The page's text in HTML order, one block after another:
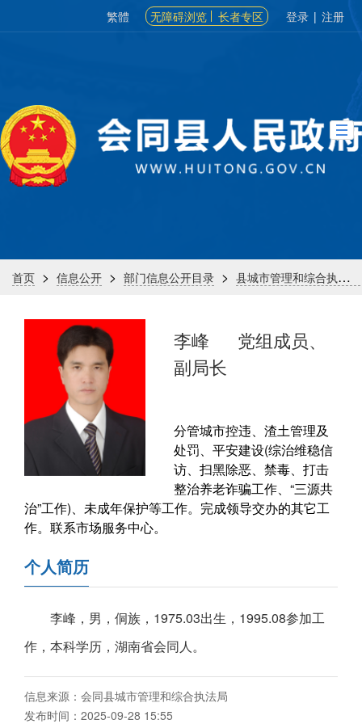
繁體 无障碍浏览 长者专区 登录 | 注册
首页 > 信息公开 > 部门信息公开目录 > 县城市管理和综合执法局
李峰
党组成员、
副局长
分管城市控违、渣土管理及
处罚、平安建设(综治维稳信
访、扫黑除恶、禁毒、打击
整治养老诈骗工作、“三源共
治”工作)、未成年保护等工作。完成领导交办的其它工
作。联系市场服务中心。
个人简历
李峰，男，侗族，1975.03出生，1995.08参加工
作，本科学历，湖南省会同人。
信息来源：会同县城市管理和综合执法局
发布时间：2025-09-28 15:55